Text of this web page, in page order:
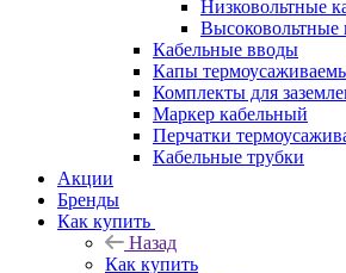
Низковольтные
Кабельные вводы
Капы
Комплекты для
Маркер кабельный
Перчатки
Кабельные трубки
Акции
Бренды
Как купить
Назад
Как купить